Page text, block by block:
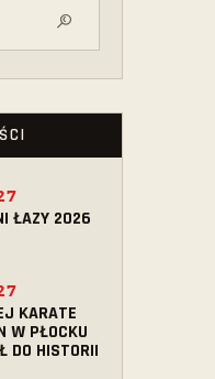
ŁAZY 2026
KARATE
W PŁOCKU
DO HISTORII